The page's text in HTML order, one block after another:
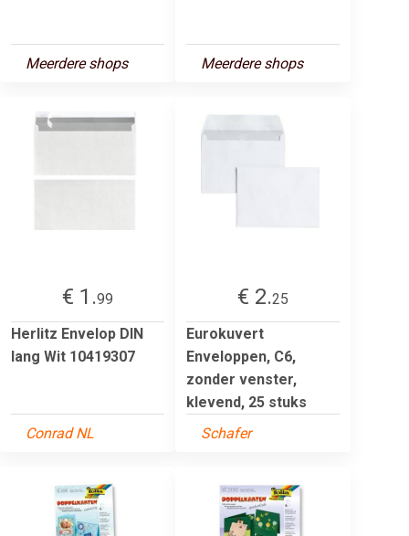
Meerdere shops Meerdere shops
€ 1.99
Herlitz Envelop DIN
lang Wit 10419307
Conrad NL
€ 2.25
Eurokuvert
Enveloppen, C6,
zonder venster,
klevend, 25 stuks
Schafer